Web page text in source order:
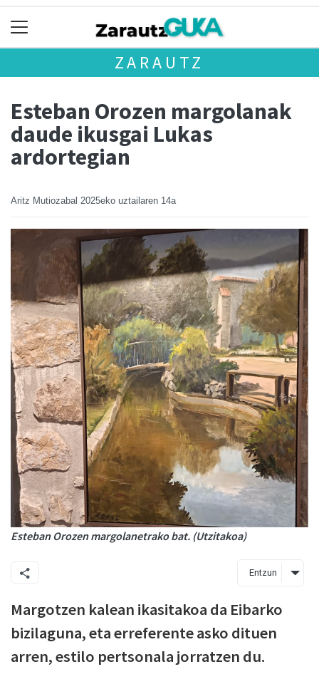
ZARAUTZ
Esteban Orozen margolanak
daude ikusgai Lukas
ardortegian
Aritz Mutiozabal 2025eko uztailaren 14a
Esteban Orozen margolanetrako bat. (Utzitakoa)
Entzun
Margotzen kalean ikasitakoa da Eibarko
bizilaguna, eta erreferente asko dituen
arren, estilo pertsonala jorratzen du.